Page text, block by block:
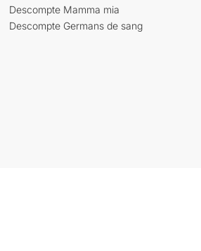
Descompte Mamma mia
Descompte Germans de sang